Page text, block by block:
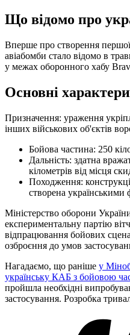
Що відомо про
Вперше про створення першої
авіабомби стало відомо в
у межах оборонного хабу
Основні
Призначення: ураження
інших військових об'єктів
Бойова частина: 250
Дальність: здатна
кілометрів від місця
Походження:
створена українськими
Міністерство оборони
експериментальну партію
відпрацювання бойових
озброєння до умов
Нагадаємо, що раніше у
українську КАБ з бойовою
пройшла необхідні
застосування. Розробка